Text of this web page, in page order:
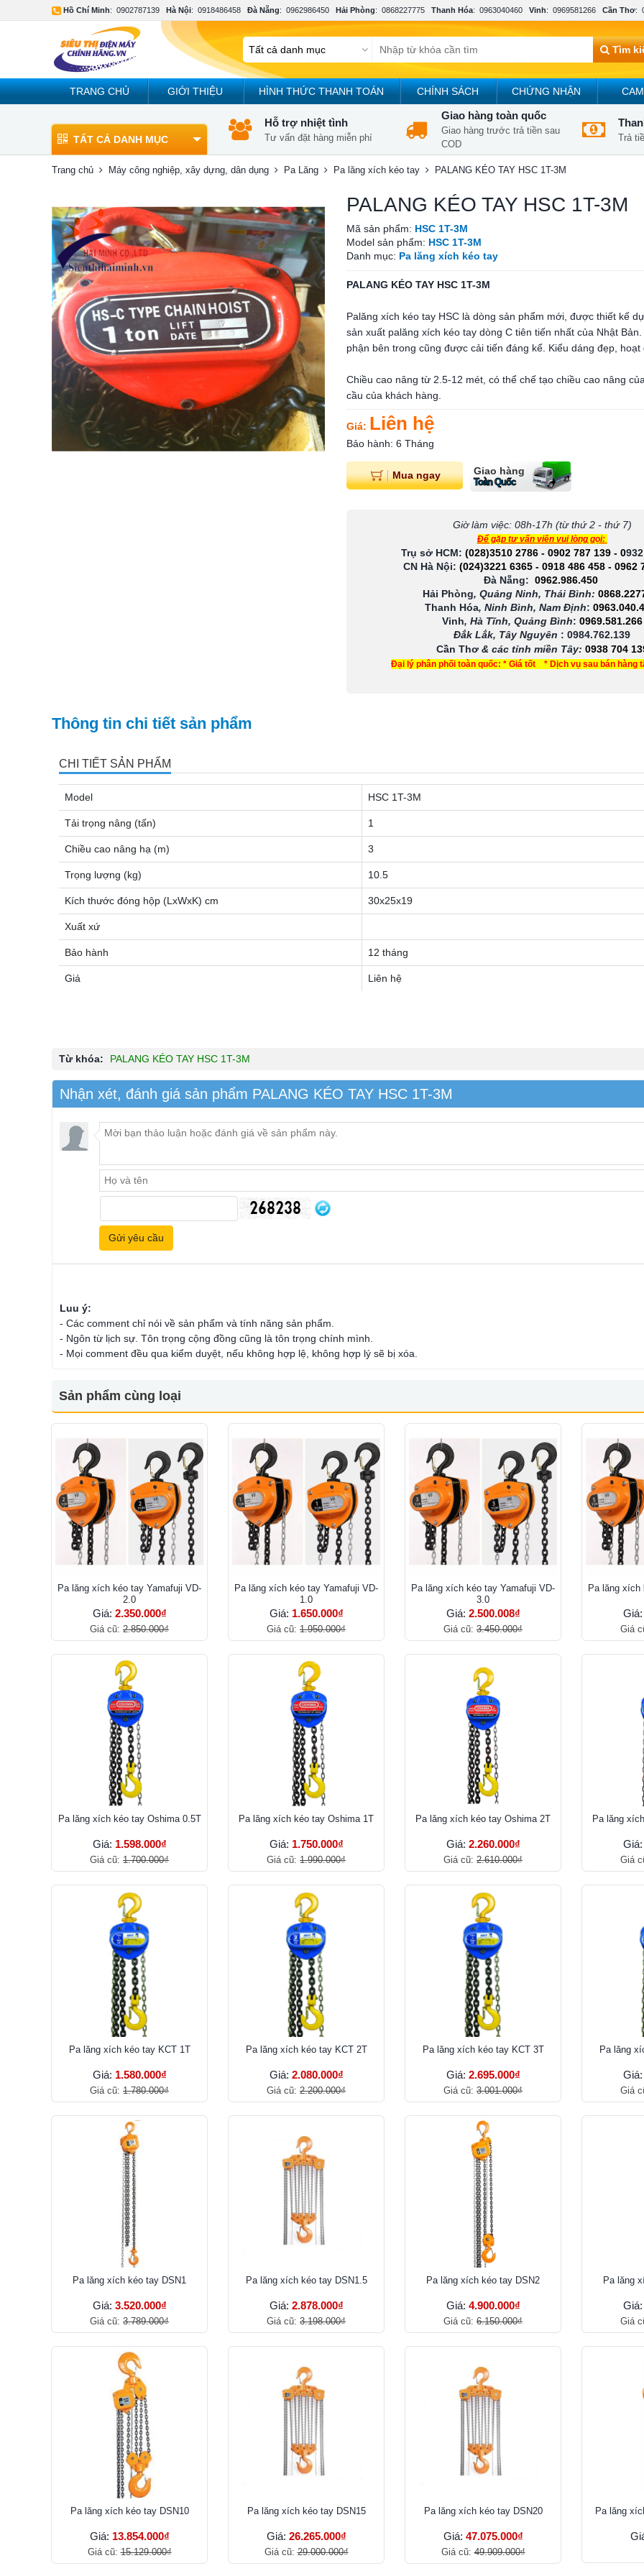
Hồ Chí Minh: 0902787139 Hà Nội: 0918486458 Đà Nẵng: 0962986450 Hải Phòng: 0868227775 Thanh Hóa: 0963040460 Vinh: 0969581266 Cần Thơ:
Tìm
TRANG CHỦ GIỚI THIỆU HÌNH THỨC THANH TOÁN CHÍNH SÁCH CHỨNG NHẬN
TẤT CẢ DANH MỤC
Hỗ trợ nhiệt tình
Tư vấn đặt hàng miễn phí
Giao hàng toàn quốc
Giao hàng trước trả tiền sau
COD
Trả
Trang chủ Máy công nghiệp, xây dựng, dân dụng Pa Lăng Pa lăng xích kéo tay PALANG KÉO TAY HSC 1T-3M
PALANG KÉO TAY HSC 1T-3M
Mã sản phẩm: HSC 1T-3M
Model sản phẩm: HSC 1T-3M
Danh mục: Pa lăng xích kéo tay
PALANG KÉO TAY HSC 1T-3M
Palăng xích kéo tay HSC là dòng sản phẩm mới, được thiết kế
sản xuất palăng xích kéo tay dòng C tiên tiến nhất của Nhật
phận bên trong cũng được cải tiến đáng kể. Kiểu dáng đẹp, hoạt
Chiều cao nâng từ 2.5-12 mét, có thể chế tạo chiều cao nâng
cầu của khách hàng.
Giá: Liên hệ
Bảo hành: 6 Tháng
Mua ngay Giao hàng
Toàn Quốc
Giờ làm việc: 08h-17h (từ thứ 2 - thứ 7)
Để gặp tư vấn viên vui lòng gọi:
Trụ sở HCM: (028)3510 2786 - 0902 787 139- 0
CN Hà Nội: (024)3221 6365 - 0918 486 458 - 0962
Đà Nẵng: 0962.986.450
Hải Phòng, Quảng Ninh, Thái Bình:
Thanh Hóa, Ninh Bình, Nam Định:
Vinh, Hà Tĩnh, Quảng Bình: 0969.581.266
Đắk Lắk, Tây Nguyên : 0984.762.139
Cần Thơ & các tỉnh miền Tây: 0938 704
Đại lý phân phối toàn quốc: * Giá tốt * Dịch vụ sau bán hàng
Thông tin chi tiết sản phẩm
CHI TIẾT SẢN PHẨM
Model HSC 1T-3M
Tải trọng nâng (tấn) 1
Chiều cao nâng hạ (m) 3
Trọng lượng (kg) 10.5
Kích thước đóng hộp (LxWxK) cm 30x25x19
Xuất xứ
Bảo hành 12 tháng
Giá Liên hệ
Từ khóa: PALANG KÉO TAY HSC 1T-3M
Nhận xét, đánh giá sản phẩm PALANG KÉO TAY HSC 1T-3M
Luu ý:
- Các comment chỉ nói về sản phẩm và tính năng sản phẩm.
- Ngôn từ lịch sự. Tôn trọng cộng đồng cũng là tôn trọng chính mình.
- Mọi comment đều qua kiểm duyệt, nếu không hợp lệ, không hợp lý sẽ bị xóa.
Sản phẩm cùng loại
Pa lăng xích kéo tay Yamafuji VD-
2.0
Giá: 2.350.000₫
Giá cũ: 2.850.000₫
Pa lăng xích kéo tay Yamafuji VD-
1.0
Giá: 1.650.000₫
Giá cũ: 1.950.000₫
Pa lăng xích kéo tay Yamafuji VD-
3.0
Giá: 2.500.008₫
Giá cũ: 3.450.000₫
Pa lăng xích
Giá:
Giá
Pa lăng xích kéo tay Oshima 0.5T
Giá: 1.598.000₫
Giá cũ: 1.700.000₫
Pa lăng xích kéo tay Oshima 1T
Giá: 1.750.000₫
Giá cũ: 1.990.000₫
Pa lăng xích kéo tay Oshima 2T
Giá: 2.260.000₫
Giá cũ: 2.610.000₫
Pa lăng
Giá:
Giá
Pa lăng xích kéo tay KCT 1T
Giá: 1.580.000₫
Giá cũ: 1.780.000₫
Pa lăng xích kéo tay KCT 2T
Giá: 2.080.000₫
Giá cũ: 2.200.000₫
Pa lăng xích kéo tay KCT 3T
Giá: 2.695.000₫
Giá cũ: 3.001.000₫
Pa lăng
Giá:
Giá
Pa lăng xích kéo tay DSN1
Giá: 3.520.000₫
Giá cũ: 3.789.000₫
Pa lăng xích kéo tay DSN1.5
Giá: 2.878.000₫
Giá cũ: 3.198.000₫
Pa lăng xích kéo tay DSN2
Giá: 4.900.000₫
Giá cũ: 6.150.000₫
Pa lăng
Giá:
Giá
Pa lăng xích kéo tay DSN10
Giá: 13.854.000₫
Giá cũ:15.129.000₫
Pa lăng xích kéo tay DSN15
Giá: 26.265.000₫
Giá cũ:29.000.000₫
Pa lăng xích kéo tay DSN20
Giá: 47.075.000₫
Giá cũ:49.909.000₫
Pa lăng